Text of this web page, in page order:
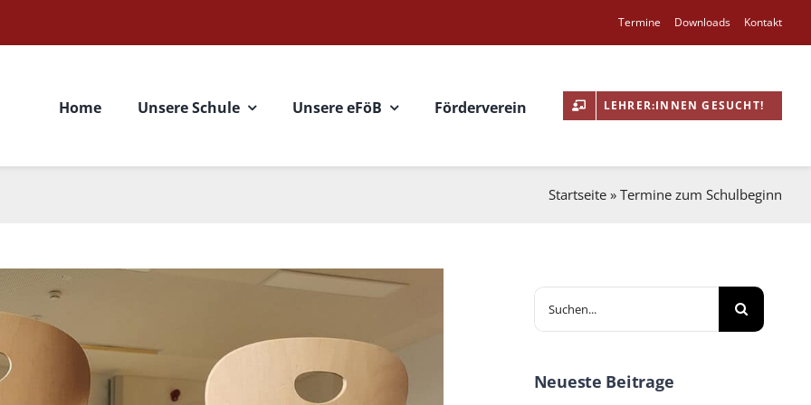
Ter­mine Down­loads Kon­takt
Home Unsere Schule Unsere eFöB Fördervere­in LEHRER:INNEN GESUCHT!
Start­seite »Ter­mine zum Schul­be­ginn
Suche
nach:
Neueste Beitrage